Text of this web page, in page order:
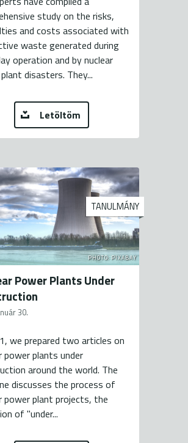
study on the risks,
and costs associated with
waste generated during
operation and by nuclear
disasters. They...
Letöltöm
PHOTO: PIXABAY
TANULMÁNY
Power Plants Under
30.
we prepared two articles on
power plants under
around the world. The
discusses the process of
power plant projects, the
of "under...